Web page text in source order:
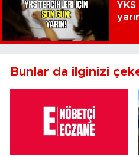
Bunlar da ilginizi